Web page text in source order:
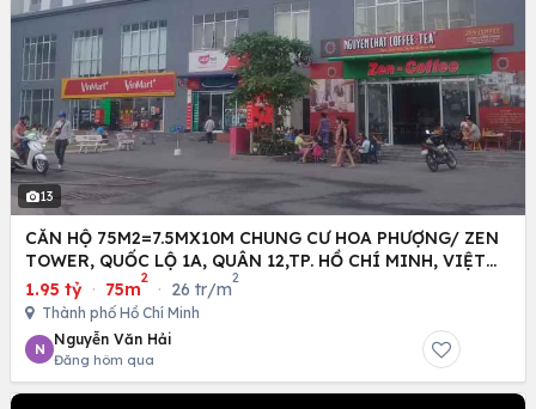
13
CĂN HỘ 75M2=7.5MX10M CHUNG CƯ HOA PHƯỢNG/ ZEN
TOWER, QUỐC LỘ 1A, QUÂN 12,TP. HỒ CHÍ MINH, VIỆT
NAM
1.95 tỷ · 75m
2
· 26 tr/m
2
Thành phố Hồ Chí Minh
N
Nguyễn Văn Hải
Đăng hôm qua